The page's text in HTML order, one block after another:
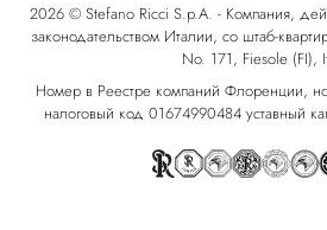
2026 © Stefano Ricci S.p.A. - Компания,
законодательством Италии, со штаб-
No. 171, Fiesole (FI),
Номер в Реестре компаний Флоренции,
налоговый код 01674990484 уставный